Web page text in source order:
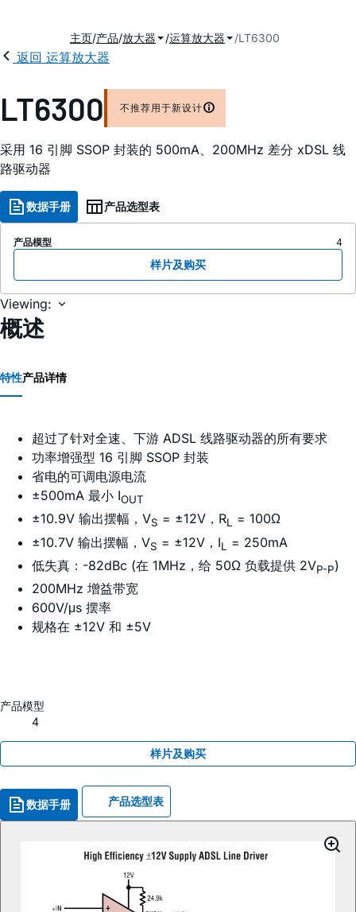
主页 产品 放大器 运算放大器 LT6300
返回 运算放大器
LT6300 不推荐用于新设计
采用 16 引脚 SSOP 封装的 500mA、200MHz 差分 xDSL 线
路驱动器
数据手册 产品选型表
产品模型 4
样片及购买
Viewing:
概述
特性产品详情
超过了针对全速、下游 ADSL 线路驱动器的所有要求
功率增强型 16 引脚 SSOP 封装
省电的可调电源电流
±500mA 最小 IOUT
±10.9V 输出摆幅，VS = ±12V，RL = 100Ω
±10.7V 输出摆幅，VS = ±12V，IL
= 250mA
低失真：-82dBc (在 1MHz，给 50Ω 负载提供 2VP-P)
200MHz 增益带宽
600V/μs 摆率
规格在 ±12V 和 ±5V
产品模型
4
样片及购买
数据手册 产品选型表